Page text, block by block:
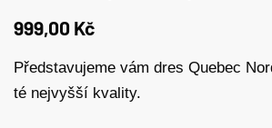
999,00 Kč
Představujeme vám dres Quebec
té nejvyšší kvality.